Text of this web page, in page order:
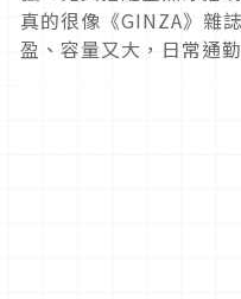
真的很像《GINZA》雜
盈、容量又大，日常通